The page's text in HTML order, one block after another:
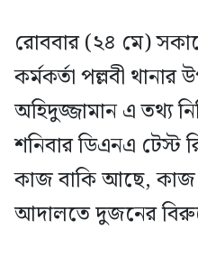
রোববার (২৪ মে)
কর্মকর্তা পল্লবী
অহিদুজ্জামান এ তথ্য
শনিবার ডিএনএ টেস্ট
কাজ বাকি আছে,
আদালতে দুজনের